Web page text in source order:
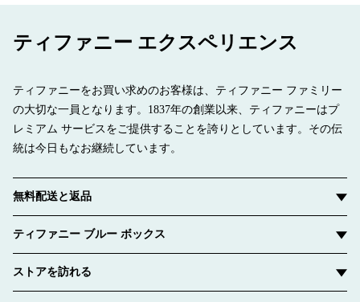
ティファニー エクスペリエンス
ティファニーをお買い求めのお客様は、ティファニー ファミリー
の大切な一員となります。1837年の創業以来、ティファニーはプ
レミアム サービスをご提供することを誇りとしています。その伝
統は今日もなお継続しています。
無料配送と返品
ティファニー ブルー ボックス
ストアを訪れる